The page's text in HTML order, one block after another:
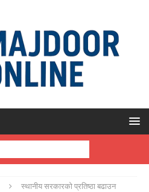
स्थानीय सरकारको प्रतिष्ठा बढाउन